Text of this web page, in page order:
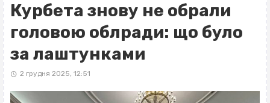
Курбета знову не обрали
головою облради: що було
за лаштунками
2 грудня 2025, 12:51